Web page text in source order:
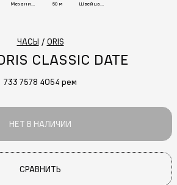
Механические 50 м Швейцария
ЧАСЫ / ORIS
CLASSIC DATE
733 7578 4054 рем
НЕТ В НАЛИЧИИ
СРАВНИТЬ